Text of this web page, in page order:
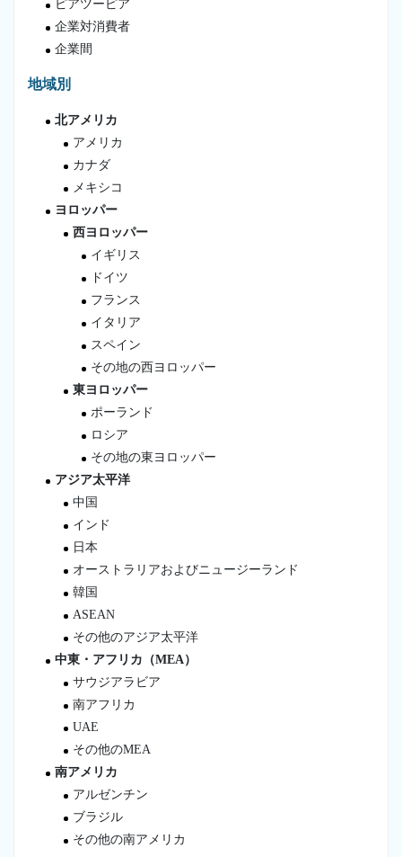
ピアツーピア
企業対消費者
企業間
地域別
北アメリカ
アメリカ
カナダ
メキシコ
ヨロッパー
西ヨロッパー
イギリス
ドイツ
フランス
イタリア
スペイン
その地の西ヨロッパー
東ヨロッパー
ポーランド
ロシア
その地の東ヨロッパー
アジア太平洋
中国
インド
日本
オーストラリアおよびニュージーランド
韓国
ASEAN
その他のアジア太平洋
中東・アフリカ（MEA）
サウジアラビア
南アフリカ
UAE
その他のMEA
南アメリカ
アルゼンチン
ブラジル
その他の南アメリカ